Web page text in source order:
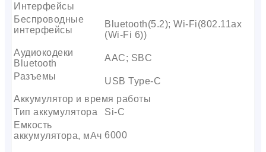
Интерфейсы
Беспроводные
интерфейсы
Bluetooth(5.2); Wi-Fi(802.11ax
(Wi-Fi 6))
Аудиокодеки
Bluetooth
AAC; SBC
Разъемы
USB Type-C
Аккумулятор и время работы
Тип аккумулятора
Si-C
Емкость
аккумулятора, мАч 6000